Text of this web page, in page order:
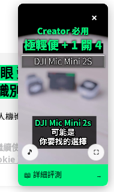
續使用
政
勞工處出動熱
別精準執法
機進行高空巡邏以打擊
引入 AI 人臉識別與行為
全文
×
🎵 ⛶
📖 詳細評測 →